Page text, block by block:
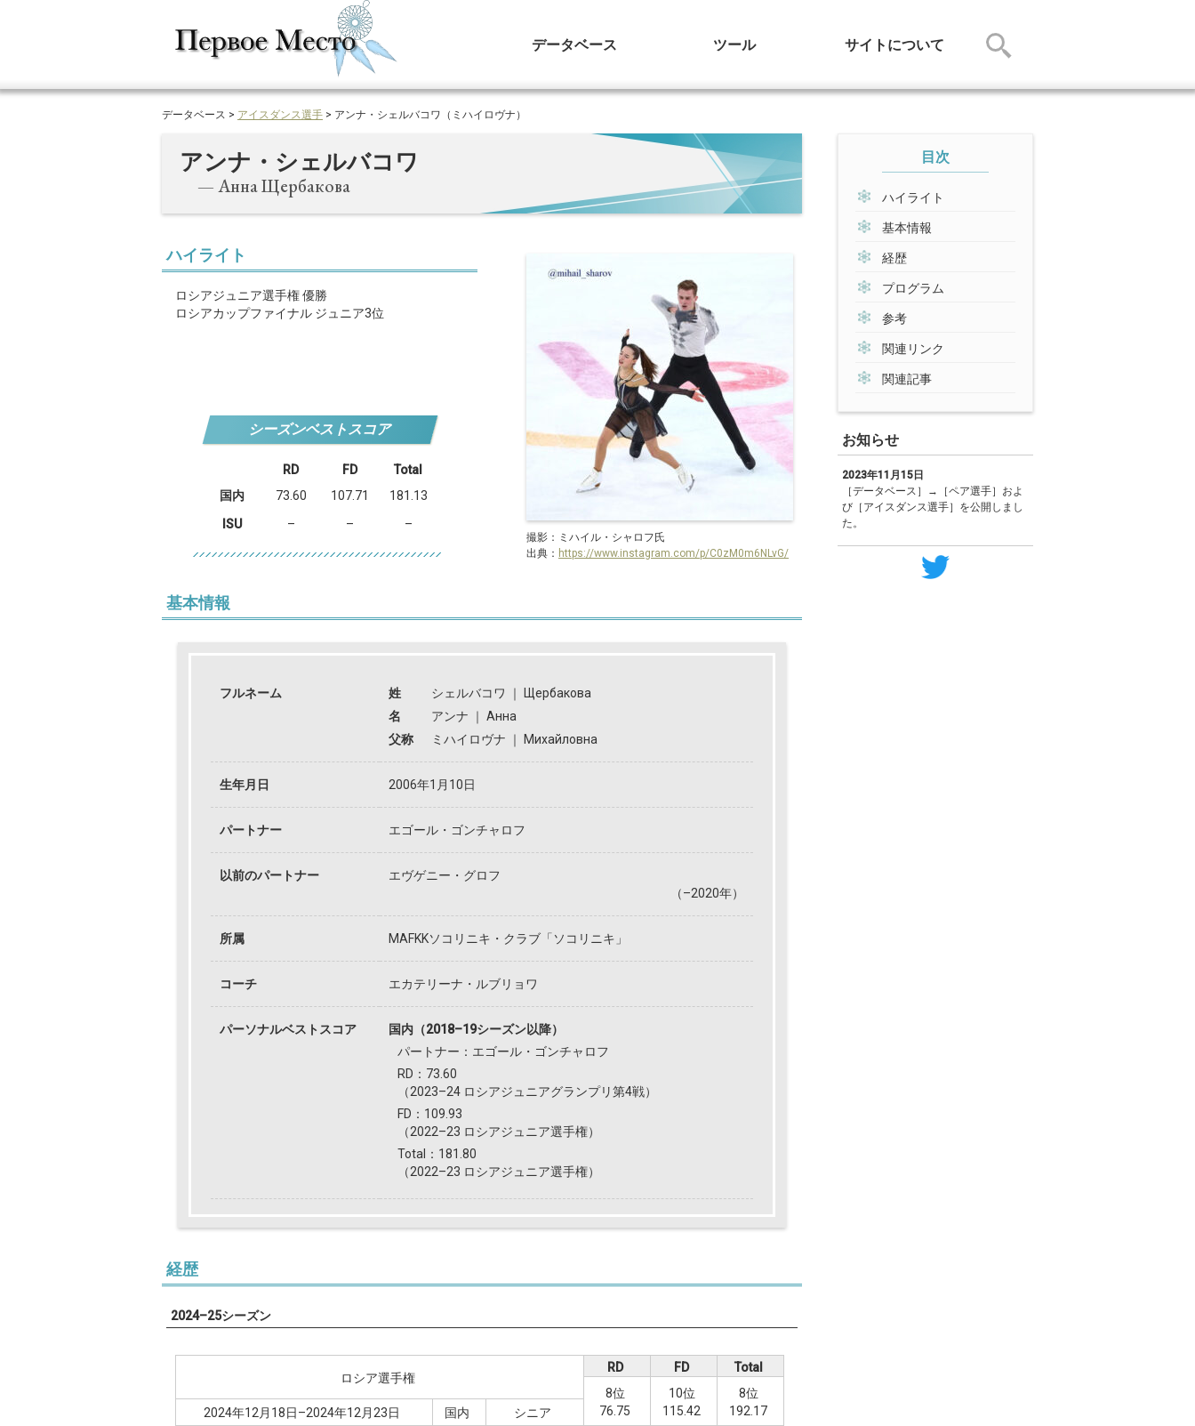
データベース ツール サイトについて
データベース > アイスダンス選手 > アンナ・シェルバコワ（ミハイロヴナ）
アンナ・シェルバコワ
— Анна Щербакова
撮影：ミハイル・シャロフ氏
出典： https://www.instagram.com/p/C0zM0m6NLvG/
ハイライト
ロシアジュニア選手権 優勝
ロシアカップファイナル ジュニア3位
シーズンベストスコア
RD FD
Total
国内
73.60 107.71
181.13
ISU
– – –
基本情報
フルネーム 姓 シェルバコワ ｜
Щербакова
名
アンナ ｜ Анна
父称
ミハイロヴナ ｜ Михайловна
生年月日 2006年1月10日
パートナー エゴール・ゴンチャロフ
以前のパートナー
エヴゲニー・グロフ
（–2020年）
所属 MAFKKソコリニキ・クラブ「ソコリニキ」
コーチ エカテリーナ・ルブリョワ
パーソナルベストスコア
国内（2018–19シーズン以降）
パートナー：エゴール・ゴンチャロフ
RD：73.60
（2023–24 ロシアジュニアグランプリ第4戦）
FD：109.93
（2022–23 ロシアジュニア選手権）
Total：181.80
（2022–23 ロシアジュニア選手権）
経歴
2024–25シーズン
ロシア選手権
2024年12月18日–2024年12月23日 国内 シニア
RD
8位
76.75
FD
10位
115.42
Total
8位
192.17
目次
ハイライト
基本情報
経歴
プログラム
参考
関連リンク
関連記事
お知らせ
2023年11月15日
［データベース］→［ペア選手］およ
び［アイスダンス選手］を公開しまし
た。